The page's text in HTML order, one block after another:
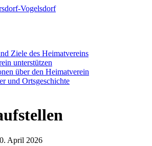
Ziele des Heimatvereins
unterstützen
über den Heimatverein
und Ortsgeschichte
April 2026